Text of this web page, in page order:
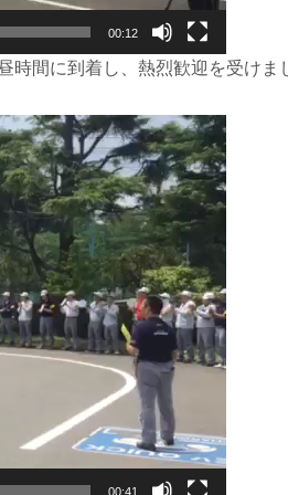
00:12
時間に到着し、熱烈歓迎を受けま
00:41